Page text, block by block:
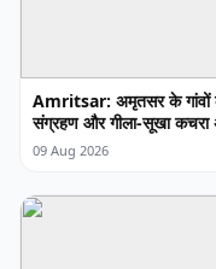
Amritsar: अमृतसर के गांवों
संग्रहण और गीला-सूखा
09 Aug 2026